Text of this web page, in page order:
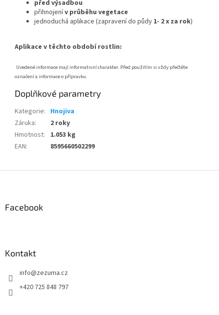
před výsadbou
přihnojenív průběhu vegetace
jednoduchá aplikace (zapravení do půdy 1- 2 x za rok)
Aplikace v těchto období rostlin:
Uvedené informace mají informativní charakter. Před použitím si vždy přečtěte
označení a informace o přípravku.
Doplňkové parametry
Kategorie: Hnojiva
Záruka:
2 roky
Hmotnost:
1.053 kg
EAN: 8595660502299
Facebook
Kontakt
info@zezuma.cz
+420 725 848 797